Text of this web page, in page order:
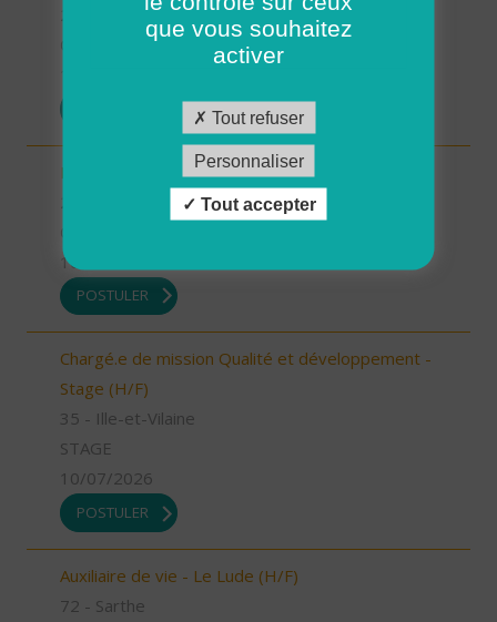
26 - Drôme
Infirmier référent (H/F)
10/07/2026
POSTULER
Chargé.e de mission Qualité et développement -
Stage (H/F)
35 - Ille-et-Vilaine
STAGE
10/07/2026
POSTULER
Auxiliaire de vie - Le Lude (H/F)
72 - Sarthe
que vous souhaitez
activer
Tout refuser
Personnaliser
Tout accepter